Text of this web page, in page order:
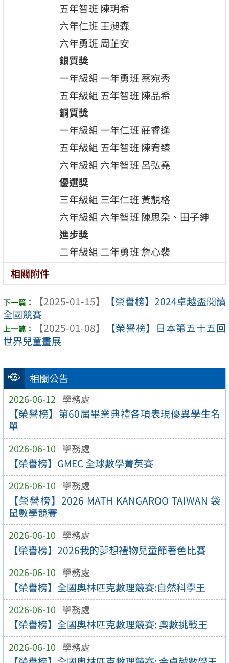
相關公告
2026-06-12 學務處
【榮譽榜】第60屆畢業典禮各項表現優異學生名
單
2026-06-10 學務處
【榮譽榜】GMEC 全球數學菁英賽
2026-06-10 學務處
【榮譽榜】2026 MATH KANGAROO TAIWAN 袋
鼠數學競賽
2026-06-10 學務處
【榮譽榜】2026我的夢想禮物兒童節著色比賽
2026-06-10 學務處
【榮譽榜】全國奧林匹克數理競賽:自然科學王
2026-06-10 學務處
【榮譽榜】全國奧林匹克數理競賽: 奧數挑戰王
2026-06-10 學務處
五年智班 陳玥希
六年仁班 王昶森
六年勇班 周芷安
銀質獎
一年級組 一年勇班 蔡宛秀
五年級組 五年智班 陳品希
銅質獎
一年級組 一年仁班 莊睿逢
五年級組 五年智班 陳宥臻
六年級組 六年智班 呂弘堯
優選獎
三年級組 三年仁班 黃靚格
六年級組 六年智班 陳思朶、田子紳
進步獎
二年級組 二年勇班 詹心裴
相關附件
【2025-01-15】
【榮譽榜】2024卓越盃閱讀
全國競賽
【2025-01-08】
【榮譽榜】日本第五十五回
世界兒童畫展